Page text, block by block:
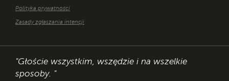
Polityka prywatności
Zasady zgłaszania intencji
"Głoście wszystkim, wszędzie i na wszelkie
sposoby. "